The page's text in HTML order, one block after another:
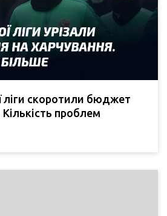
ліги скоротили бюджет
проблем